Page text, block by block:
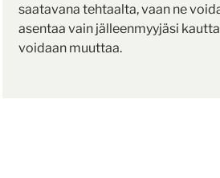
saatavana tehtaalta, vaan ne
asentaa vain jälleenmyyjäsi
voidaan muuttaa.